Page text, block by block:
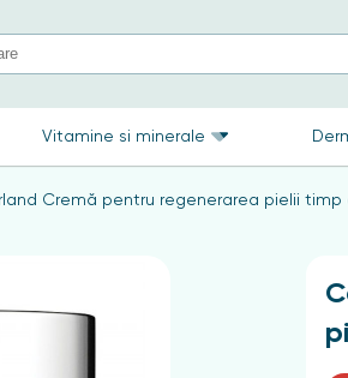
Vitamine si minerale
Cremă pentru regenerarea pielii timp